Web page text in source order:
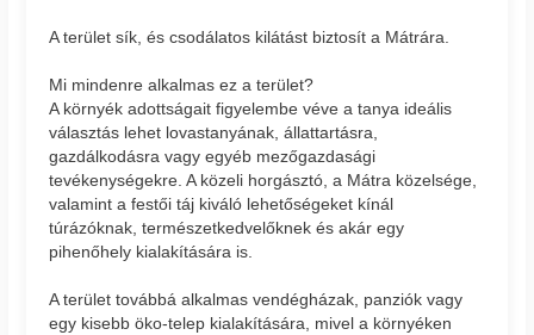
A terület sík, és csodálatos kilátást biztosít a Mátrára.
Mi mindenre alkalmas ez a terület?
A környék adottságait figyelembe véve a tanya ideális
választás lehet lovastanyának, állattartásra,
gazdálkodásra vagy egyéb mezőgazdasági
tevékenységekre. A közeli horgásztó, a Mátra közelsége,
valamint a festői táj kiváló lehetőségeket kínál
túrázóknak, természetkedvelőknek és akár egy
pihenőhely kialakítására is.
A terület továbbá alkalmas vendégházak, panziók vagy
egy kisebb öko-telep kialakítására, mivel a környéken